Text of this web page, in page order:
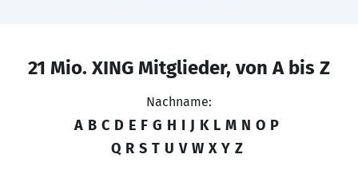
21 Mio. XING Mitglieder, von A bis Z
Nachname:
A B C D E F G H I J K L M N O P
Q R S T U V W X Y Z